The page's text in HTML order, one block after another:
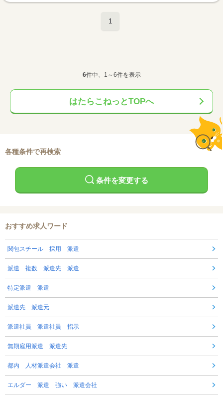
1
6件中、1～6件を表示
はたらこねっとTOPへ
各種条件で再検索
条件を変更する
おすすめ求人ワード
関包スチール 採用 派遣
派遣 複数 派遣先 派遣
特定派遣 派遣
派遣先 派遣元
派遣社員 派遣社員 指示
無期雇用派遣 派遣先
都内 人材派遣会社 派遣
エルダー 派遣 強い 派遣会社